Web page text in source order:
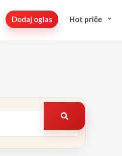
Dodaj oglas Hot pričе